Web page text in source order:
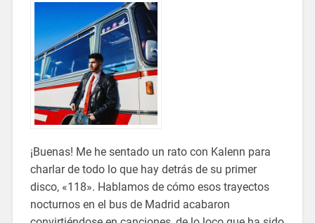
¡Buenas! Me he sentado un rato con Kalenn para
charlar de todo lo que hay detrás de su primer
disco, «118». Hablamos de cómo esos trayectos
nocturnos en el bus de Madrid acabaron